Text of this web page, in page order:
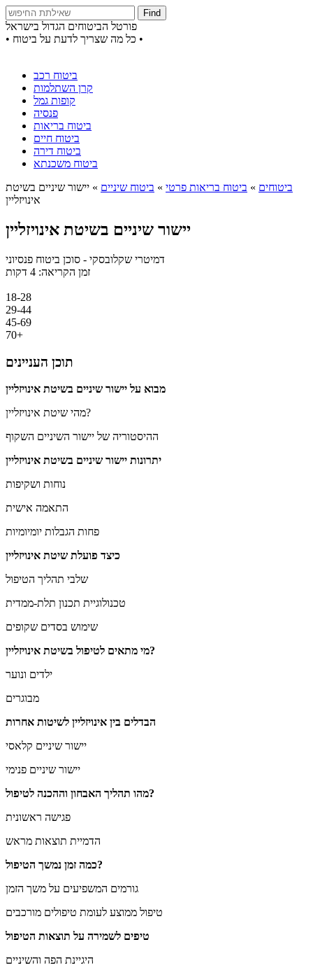
Find
פורטל הביטוחים הגדול בישראל
• כל מה שצריך לדעת על ביטוח •
ביטוח רכב
קרן השתלמות
קופות גמל
פנסיה
ביטוח בריאות
ביטוח חיים
ביטוח דירה
ביטוח משכנתא
ביטוחים » ביטוח בריאות פרטי » ביטוח שיניים » יישור שיניים בשיטת
אינויזליין
יישור שיניים בשיטת אינויזליין
דמיטרי שקלובסקי - סוכן ביטוח פנסיוני
זמן הקריאה: 4 דקות
18-28
29-44
45-69
70+
תוכן העניינים
מבוא על יישור שיניים בשיטת אינויזליין
מהי שיטת אינויזליין?
ההיסטוריה של יישור השיניים השקוף
יתרונות יישור שיניים בשיטת אינויזליין
נוחות ושקיפות
התאמה אישית
פחות הגבלות יומיומיות
כיצד פועלת שיטת אינויזליין
שלבי תהליך הטיפול
טכנולוגיית תכנון תלת-ממדית
שימוש בסדים שקופים
מי מתאים לטיפול בשיטת אינויזליין?
ילדים ונוער
מבוגרים
הבדלים בין אינויזליין לשיטות אחרות
יישור שיניים קלאסי
יישור שיניים פנימי
מהו תהליך האבחון וההכנה לטיפול?
פגישה ראשונית
הדמיית תוצאות מראש
כמה זמן נמשך הטיפול?
גורמים המשפיעים על משך הזמן
טיפול ממוצע לעומת טיפולים מורכבים
טיפים לשמירה על תוצאות הטיפול
היגיינת הפה והשיניים